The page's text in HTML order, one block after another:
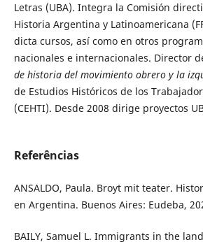
Letras (UBA). Integra la Comisión
Historia Argentina y Latinoamericana
dicta cursos, así como en otros
nacionales e internacionales. Director
de historia del movimiento obrero y la
de Estudios Históricos de los
(CEHTI). Desde 2008 dirige proyectos
Referências
ANSALDO, Paula. Broyt mit teater.
en Argentina. Buenos Aires: Eudeba,
BAILY, Samuel L. Immigrants in the